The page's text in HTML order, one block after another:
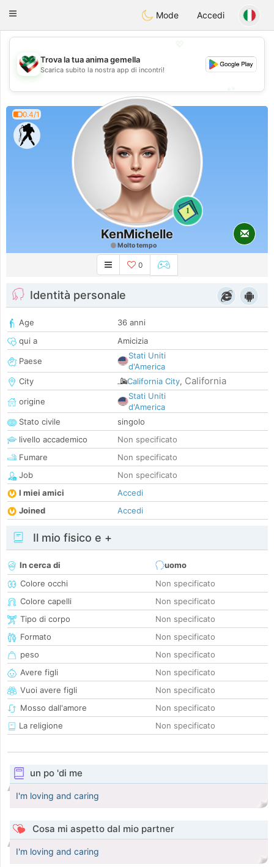
KuwaitChat
Toggle
Mode Accedi
💖
💕
Trova la tua anima gemella
Scarica subito la nostra app di incontri!
0.4/1
1
KenMichelle
Molto tempo
0
Identità personale
Age
36 anni
qui a
Amicizia
Paese
Stati Uniti
d'America
City
California City, California
origine
Stati Uniti
d'America
Stato civile
singolo
livello accademico
Non specificato
Fumare
Non specificato
Job
Non specificato
I miei amici
Accedi
Joined
Accedi
Il mio fisico e +
In cerca di
uomo
Colore occhi
Non specificato
Colore capelli
Non specificato
Tipo di corpo
Non specificato
Formato
Non specificato
peso
Non specificato
Avere figli
Non specificato
Vuoi avere figli
Non specificato
Mosso dall'amore
Non specificato
La religione
Non specificato
un po 'di me
I'm loving and caring
Cosa mi aspetto dal mio partner
I'm loving and caring